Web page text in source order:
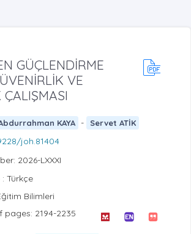
GÜÇLENDİRME
VE
ÇALIŞMASI
KAYA - Servet ATİK
joh.81404
2026-LXXXI
Türkçe
Bilimleri
pages: 2194-2235